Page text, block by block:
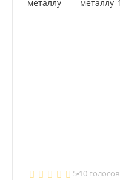
5 10 голосов